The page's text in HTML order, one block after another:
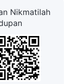
Ep. 798:
Setelah
Ep. 797:
Nikmatilah